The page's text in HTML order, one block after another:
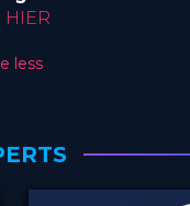
HIER
less